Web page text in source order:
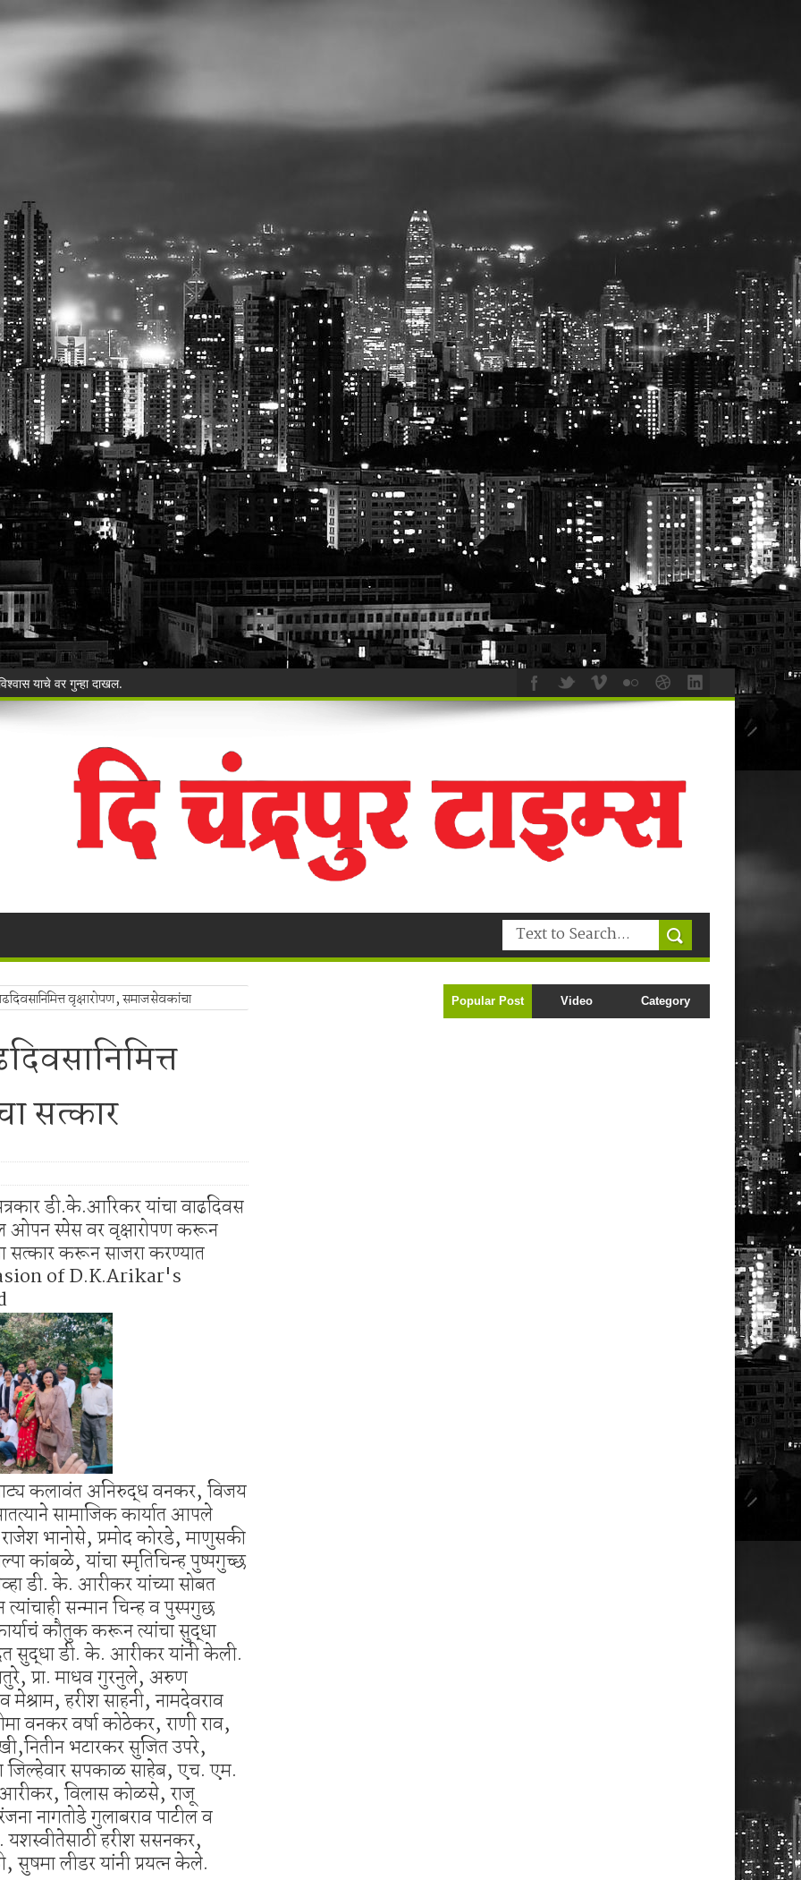
याचे वर गुन्हा दाखल.
ऑनलाइन लॉटरीविरोधात पोलिसांना निवेदन
Deen celebrated in Warora
३५ गोवंशांची सुटका; २२.३५ लाखांचा मुद्देमाल जप्त
वृक्षसंवर्धनाचा प्रेरणादायी संकल्प
Police's explosive action!
भद्रावती पोलिसांनी रेकॉर्डवरील आरोपीला सुमठाण्यातून ठोकल्या बेड्या; ९,३००
बंद; पाच फूट पाण्यात पूल, शेती पाण्याखाली
नुकसान.
प्रहार!
भद्रावती पोलिसांची धडक कारवाई
विक्रेत्याच्या घरावर मध्यरात्री धडक; १.१९३ किलो गांजा जप्त, आरोपीला
ताब्यात, पालकांना समज देऊन वाहने सुपूर्द
रेती!
वृक्षारोपण, समाजसेवकांचा
सत्कार
डी.के.आरिकर यांचा वाढदिवस
ओपन स्पेस वर वृक्षारोपण करून
सत्कार करून साजरा करण्यात
of D.K.Arikar's
कलावंत अनिरुद्ध वनकर, विजय
सामाजिक कार्यात आपले
भानोसे, प्रमोद कोरडे, माणुसकी
कांबळे, यांचा स्मृतिचिन्ह पुष्पगुच्छ
डी. के. आरीकर यांच्या सोबत
सन्मान चिन्ह व पुस्पगुछ
कौतुक करून त्यांचा सुद्धा
सुद्धा डी. के. आरीकर यांनी केली.
प्रा. माधव गुरनुले, अरुण
हरीश साहनी, नामदेवराव
वनकर वर्षा कोठेकर, राणी राव,
भटारकर सुजित उपरे,
जिल्हेवार सपकाळ साहेब, एच. एम.
विलास कोळसे, राजू
नागतोडे गुलाबराव पाटील व
यशस्वीतेसाठी हरीश ससनकर,
सुषमा लीडर यांनी प्रयत्न केले.
Popular Post Video Category